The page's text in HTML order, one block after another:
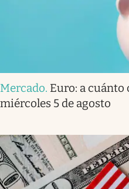
Mercado. Euro: a cuánto
miércoles 5 de agosto